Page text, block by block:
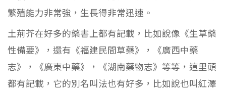
繁殖能力非常強，生長得非常迅速。
土荊芥在好多的藥書上都有記載，比如說像《生草藥
性備要》，還有《福建民間草藥》，《廣西中藥
志》，《廣東中藥》，《湖南藥物志》等等，這里頭
都有記載，它的別名叫法也有好多，比如說也叫紅澤